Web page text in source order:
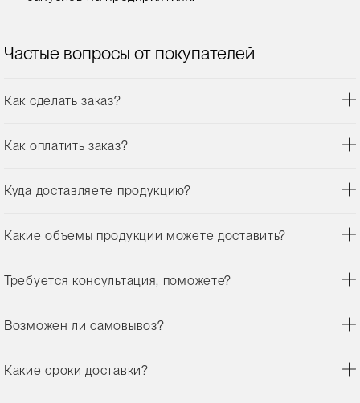
Частые вопросы от покупателей
Как сделать заказ?
Как оплатить заказ?
Куда доставляете продукцию?
Какие объемы продукции можете доставить?
Требуется консультация, поможете?
Возможен ли самовывоз?
Какие сроки доставки?